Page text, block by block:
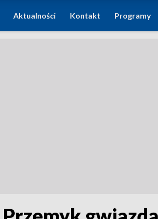
Aktualności Kontakt Programy